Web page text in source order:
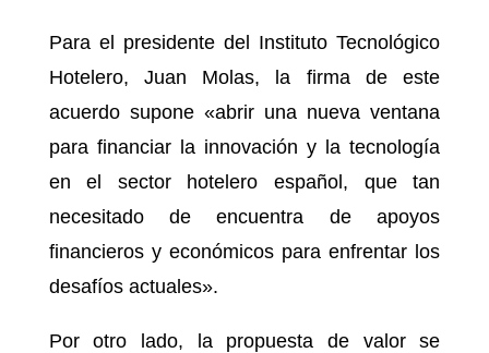
Para el presidente del Instituto Tecnológico
Hotelero, Juan Molas, la firma de este
acuerdo supone «abrir una nueva ventana
para financiar la innovación y la tecnología
en el sector hotelero español, que tan
necesitado de encuentra de apoyos
financieros y económicos para enfrentar los
desafíos actuales».
Por otro lado, la propuesta de valor se